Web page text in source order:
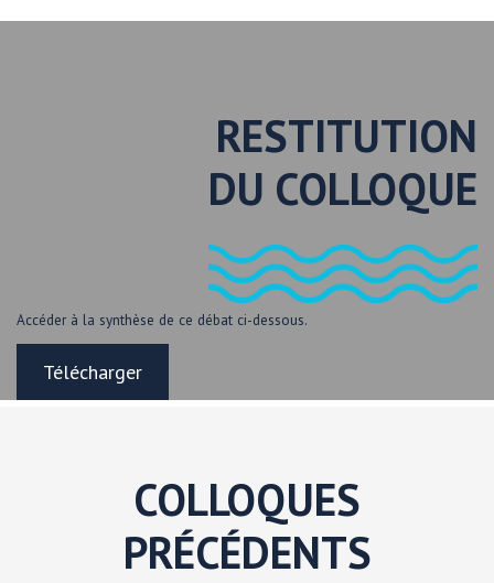
RESTITUTION
DU COLLOQUE
Accéder à la synthèse de ce débat ci-dessous.
Télécharger
COLLOQUES
PRÉCÉDENTS